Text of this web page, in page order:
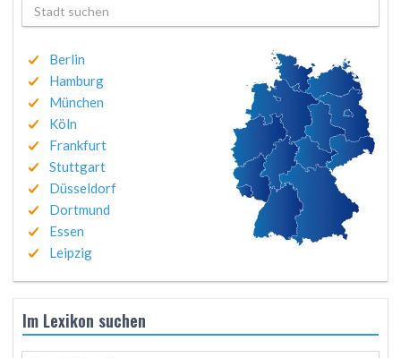
Berlin
Hamburg
München
Köln
Frankfurt
Stuttgart
Düsseldorf
Dortmund
Essen
Leipzig
Im Lexikon suchen